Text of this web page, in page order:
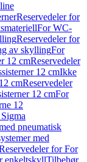
Reservedeler for
For WC-
Reservedeler for
av skyllingFor
12 cmReservedeler
12 cmIkke
cmReservedeler
12 cmFor
12
pneumatisk
med
for For
enkeltskyllTilbehør